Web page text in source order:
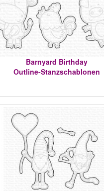
Barnyard Birthday
Outline-Stanzschablonen